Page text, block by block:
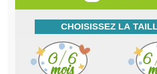
CHOISISSEZ LA